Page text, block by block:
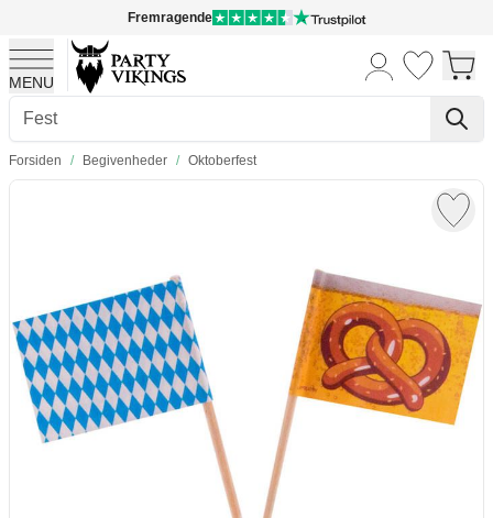
Fremragende
MENU
Skip to Content
Forsiden / Begivenheder / Oktoberfest